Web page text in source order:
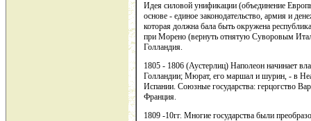
Идея силовой унификации (объединение
основе - единое законодательство, армия и
которая должна бала быть окружена
при Морено (вернуть отнятую Суворовым
Голландия.
1805 - 1806 (Аустерлиц) Наполеон начинает
Голландии; Мюрат, его маршал и шурин, - в
Испании. Союзные государства: герцогство
Франция.
1809 -10гг. Многие государства были